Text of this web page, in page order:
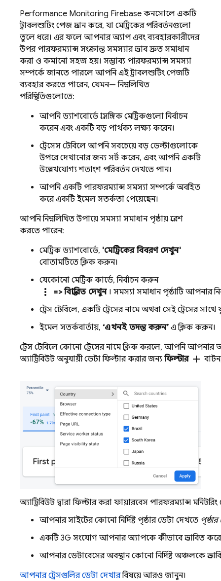
Performance Monitoring Firebase কনসোলে একটি
ট্রাবলশুটিং পেজ প্রদান করে, যা মেট্রিকের পরিবর্তনগুলো
তুলে ধরে। এর ফলে আপনার অ্যাপ এবং ব্যবহারকারীদের
উপর পারফরম্যান্স সংক্রান্ত সমস্যার প্রভাব দ্রুত সমাধান
করা ও কমানো সহজ হয়। সম্ভাব্য পারফরম্যান্স সমস্যা
সম্পর্কে জানতে পারলে আপনি এই ট্রাবলশুটিং পেজটি
ব্যবহার করতে পারেন, যেমন— নিম্নলিখিত
পরিস্থিতিগুলোতে:
আপনি ড্যাশবোর্ডে প্রাসঙ্গিক মেট্রিকগুলো নির্বাচন
করেন এবং একটি বড় পার্থক্য লক্ষ্য করেন।
ট্রেসেস টেবিলে আপনি সবচেয়ে বড় ডেল্টাগুলোকে
উপরে দেখানোর জন্য সর্ট করেন, এবং আপনি একটি
উল্লেখযোগ্য শতাংশ পরিবর্তন দেখতে পান।
আপনি একটি পারফরম্যান্স সমস্যা সম্পর্কে অবহিত
করে একটি ইমেল সতর্কতা পেয়েছেন।
আপনি নিম্নলিখিত উপায়ে সমস্যা সমাধান পৃষ্ঠায় প্রবেশ
করতে পারেন:
মেট্রিক ড্যাশবোর্ডে, 'মেট্রিকের বিবরণ দেখুন'
বোতামটিতে ক্লিক করুন।
যেকোনো মেট্রিক কার্ডে, নির্বাচন করুন
more_vert => বিস্তারিত দেখুন। সমস্যা সমাধান পৃষ্ঠাটি আপনার
ট্রেস টেবিলে, একটি ট্রেসের নামে অথবা সেই ট্রেসের
ইমেল সতর্কবার্তায়, ‘এখনই তদন্ত করুন’এ ক্লিক করুন।
ট্রেস টেবিলে কোনো ট্রেসের নামে ক্লিক করলে, আপনি আপনার
অ্যাট্রিবিউট অনুযায়ী ডেটা ফিল্টার করার জন্যফিল্টার add
অ্যাট্রিবিউট দ্বারা ফিল্টার করা ফায়ারবেস পারফরম্যান্স মনিটরিং
আপনার সাইটের কোনো নির্দিষ্ট পৃষ্ঠার ডেটা দেখতে পৃষ্ঠার
একটি 3G সংযোগ আপনার অ্যাপকে কীভাবে প্রভাবিত
আপনার ডেটাবেসের অবস্থান কোনো নির্দিষ্ট অঞ্চলকে
আপনার ট্রেসগুলির ডেটা দেখারবিষয়ে আরও জানুন।